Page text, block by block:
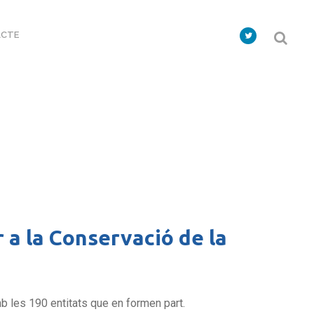
la Conservació de la
les 190 entitats que en formen part.